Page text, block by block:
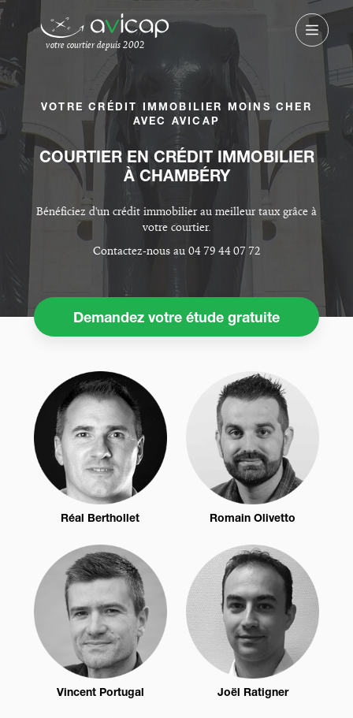
votre courtier depuis 2002
VOTRE CRÉDIT IMMOBILIER MOINS CHER
AVEC AVICAP
COURTIER EN CRÉDIT IMMOBILIER
À CHAMBÉRY
Bénéficiez d'un crédit immobilier au meilleur taux grâce à
votre courtier.
Contactez-nous au 04 79 44 07 72
Demandez votre étude gratuite
Réal Berthollet Romain Olivetto
Vincent Portugal Joël Ratigner